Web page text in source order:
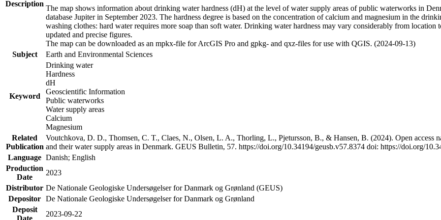
Description
The map shows information about drinking water hardness (dH) at the level of water supply areas of public waterworks in
database Jupiter in September 2023. The hardness degree is based on the concentration of calcium and magnesium in the
washing clothes: hard water requires more soap than soft water. Drinking water hardness may vary considerably from
updated and precise figures.
The map can be downloaded as an mpkx-file for ArcGIS Pro and gpkg- and qxz-files for use with QGIS. (2024-09-13)
Subject
Earth and Environmental Sciences
Keyword
Drinking water
Hardness
dH
Geoscientific Information
Public waterworks
Water supply areas
Calcium
Magnesium
Related
Publication
Voutchkova, D. D., Thomsen, C. T., Claes, N., Olsen, L. A., Thorling, L., Pjetursson, B., & Hansen, B. (2024). Open access
and their water supply areas in Denmark. GEUS Bulletin, 57. https://doi.org/10.34194/geusb.v57.8374 doi: https://doi.org/
Language Danish; English
Production
Date
2023
Distributor De Nationale Geologiske Undersøgelser for Danmark og Grønland (GEUS)
Depositor De Nationale Geologiske Undersøgelser for Danmark og Grønland
Deposit
Date
2023-09-22